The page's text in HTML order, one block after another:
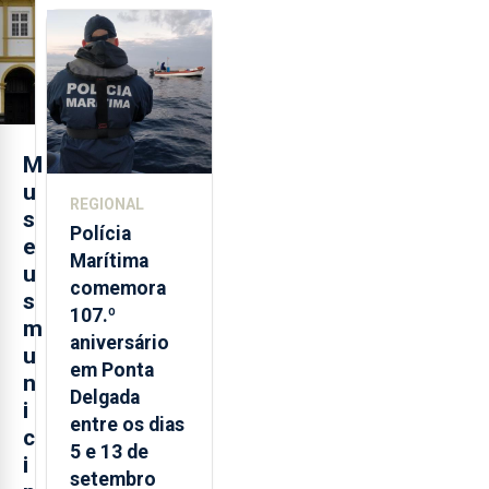
M
u
s
e
u
s
m
u
n
i
c
i
sobre
evolução
turística
REGIONAL
Polícia
Marítima
comemora
107.º
aniversário
em Ponta
Delgada
entre os dias
5 e 13 de
setembro